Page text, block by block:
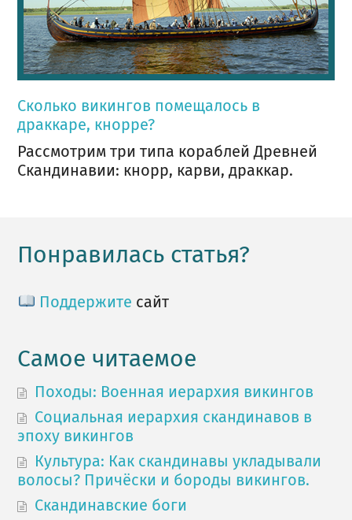
Сколько викингов помещалось в
драккаре, кнорре?
Рассмотрим три типа кораблей Древней
Скандинавии: кнорр, карви, драккар.
Понравилась статья?
Поддержите сайт
Самое читаемое
Походы: Военная иерархия викингов
Социальная иерархия скандинавов в
эпоху викингов
Культура: Как скандинавы укладывали
волосы? Причёски и бороды викингов.
Скандинавские боги